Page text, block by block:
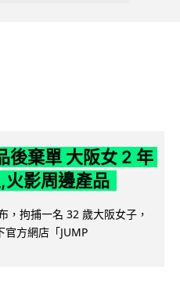
後棄單 大阪女 2 年
火影周邊產品
，拘捕一名 32 歲大阪女子，
方網店「JUMP